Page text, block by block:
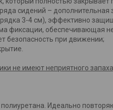
сидений –
3-4 см), эффективно
фиксации, обеспечивающая
безопасность при движении;
не имеют неприятного
полиуретана. Идеально